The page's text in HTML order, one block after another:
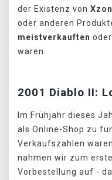
der Existenz von
oder anderen
meistverkauften
waren.
2001 Diablo II:
Im Frühjahr dieses
als Online-Shop zu
Verkaufszahlen
nahmen wir zum
Vorbestellung auf -